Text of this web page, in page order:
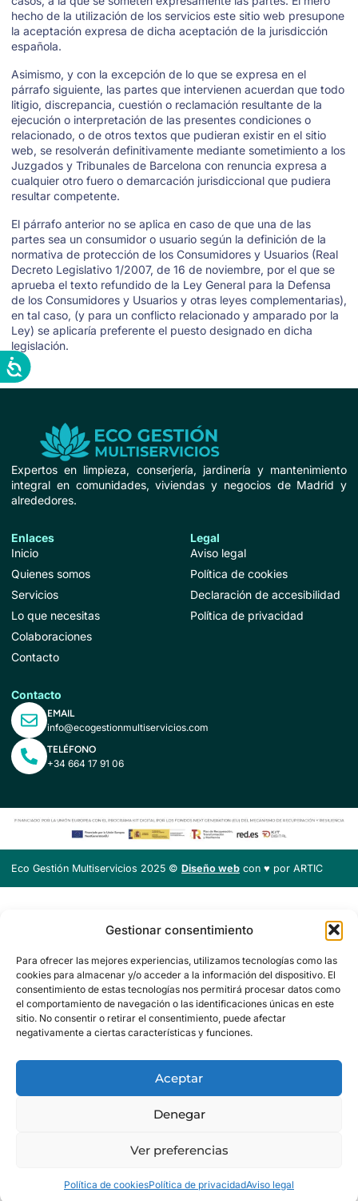
Gestionar consentimiento
Para ofrecer las mejores experiencias, utilizamos tecnologías como las
cookies para almacenar y/o acceder a la información del dispositivo. El
consentimiento de estas tecnologías nos permitirá procesar datos como
el comportamiento de navegación o las identificaciones únicas en este
sitio. No consentir o retirar el consentimiento, puede afectar
negativamente a ciertas características y funciones.
Aceptar
Denegar
Ver preferencias
Política de cookiesPolítica de privacidadAviso legal
hecho de la utilización de los servicios este sitio web presupone
la aceptación expresa de dicha aceptación de la jurisdicción
española.
Asimismo, y con la excepción de lo que se expresa en el
párrafo siguiente, las partes que intervienen acuerdan que todo
litigio, discrepancia, cuestión o reclamación resultante de la
ejecución o interpretación de las presentes condiciones o
relacionado, o de otros textos que pudieran existir en el sitio
web, se resolverán definitivamente mediante sometimiento a los
Juzgados y Tribunales de Barcelona con renuncia expresa a
cualquier otro fuero o demarcación jurisdiccional que pudiera
resultar competente.
El párrafo anterior no se aplica en caso de que una de las
partes sea un consumidor o usuario según la definición de la
normativa de protección de los Consumidores y Usuarios (Real
Decreto Legislativo 1/2007, de 16 de noviembre, por el que se
aprueba el texto refundido de la Ley General para la Defensa
de los Consumidores y Usuarios y otras leyes complementarias),
en tal caso, (y para un conflicto relacionado y amparado por la
Ley) se aplicaría preferente el puesto designado en dicha
legislación.
Expertos en limpieza, conserjería, jardinería y mantenimiento
integral en comunidades, viviendas y negocios de Madrid y
alrededores.
Enlaces
Inicio
Quienes somos
Servicios
Lo que necesitas
Colaboraciones
Contacto
Legal
Aviso legal
Política de cookies
Declaración de accesibilidad
Política de privacidad
Contacto
EMAIL
info@ecogestionmultiservicios.com
TELÉFONO
+34 664 17 91 06
Eco Gestión Multiservicios 2025 © Diseño web con ♥️ por ARTIC
Gestionar consentimiento